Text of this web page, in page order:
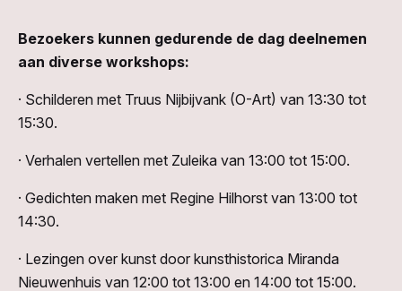
Bezoekers kunnen gedurende de dag deelnemen
aan diverse workshops:
· Schilderen met Truus Nijbijvank (O-Art) van 13:30 tot
15:30.
· Verhalen vertellen met Zuleika van 13:00 tot 15:00.
· Gedichten maken met Regine Hilhorst van 13:00 tot
14:30.
· Lezingen over kunst door kunsthistorica Miranda
Nieuwenhuis van 12:00 tot 13:00 en 14:00 tot 15:00.